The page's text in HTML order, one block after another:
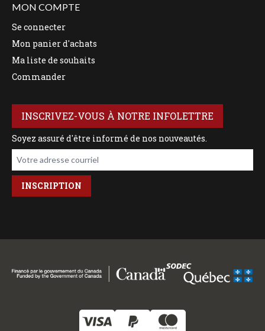
MON COMPTE
Se connecter
Mon panier d'achats
Ma liste de souhaits
Commander
INSCRIVEZ-VOUS À NOTRE INFOLETTRE
Soyez assuré d'être informé de nos nouveautés.
Votre adresse courriel